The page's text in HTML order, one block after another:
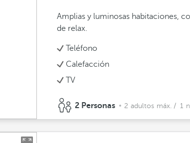
Amplias y luminosas habitaciones,
de relax.
Teléfono
Calefacción
TV
2 Personas 2 adultos máx. / 1